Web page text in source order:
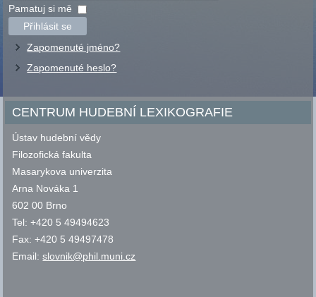
jméno
Heslo
Pamatuj si mě
Přihlásit se
Zapomenuté jméno?
Zapomenuté heslo?
CENTRUM HUDEBNÍ LEXIKOGRAFIE
Ústav hudební vědy
Filozofická fakulta
Masarykova univerzita
Arna Nováka 1
602 00 Brno
Tel: +420 5 49494623
Fax: +420 5 49497478
Email:slovnik@phil.muni.cz